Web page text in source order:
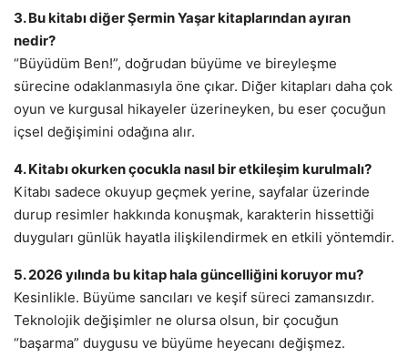
3. Bu kitabı diğer Şermin Yaşar kitaplarından ayıran
nedir?
“Büyüdüm Ben!”, doğrudan büyüme ve bireyleşme
sürecine odaklanmasıyla öne çıkar. Diğer kitapları daha çok
oyun ve kurgusal hikayeler üzerineyken, bu eser çocuğun
içsel değişimini odağına alır.
4. Kitabı okurken çocukla nasıl bir etkileşim kurulmalı?
Kitabı sadece okuyup geçmek yerine, sayfalar üzerinde
durup resimler hakkında konuşmak, karakterin hissettiği
duyguları günlük hayatla ilişkilendirmek en etkili yöntemdir.
5. 2026 yılında bu kitap hala güncelliğini koruyor mu?
Kesinlikle. Büyüme sancıları ve keşif süreci zamansızdır.
Teknolojik değişimler ne olursa olsun, bir çocuğun
“başarma” duygusu ve büyüme heyecanı değişmez.